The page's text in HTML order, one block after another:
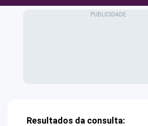
Resultados da consulta: